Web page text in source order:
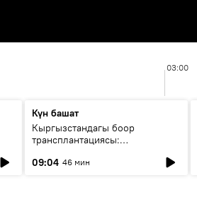
03:00
Күн башат
Кыргызстандагы боор
трансплантациясы:
келечеги
09:04 46 мин